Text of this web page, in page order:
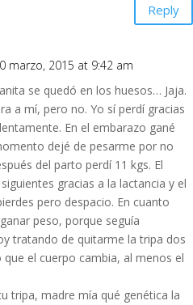
Reply
marzo, 2015 at 9:42 am
se quedó en los huesos… Jaja.
a mí, pero no. Yo sí perdí gracias
En el embarazo gané
dejé de pesarme por no
del parto perdí 11 kgs. El
gracias a la lactancia y el
pero despacio. En cuanto
peso, porque seguía
tratando de quitarme la tripa dos
que el cuerpo cambia, al menos el
tripa, madre mía qué genética la